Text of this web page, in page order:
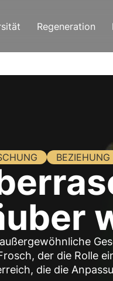
Regeneration
BEZIEHUNG
der die Rolle
die die